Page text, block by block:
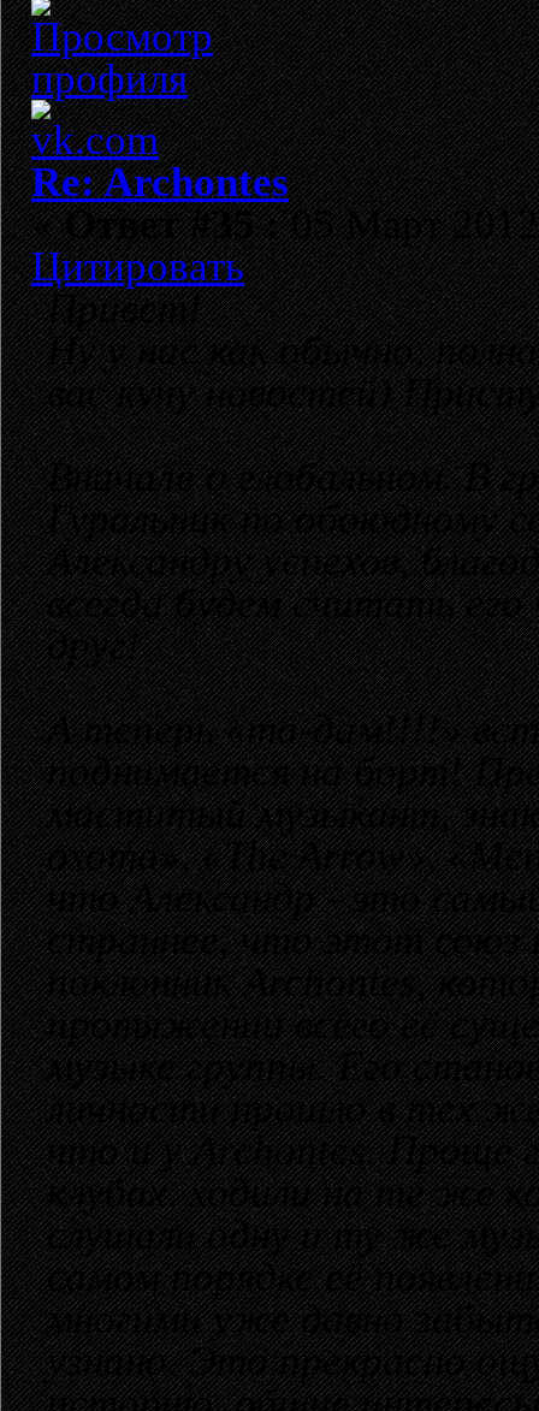
Re: Archontes
«Ответ #35 :05 Март
Цитировать
Привет!
Ну у нас как обычно,
вас кучу новостей)
Вначале о глобальном. В
Гуральник по обоюдному
Александру успехов,
всегда будем считать
друг!
А теперь «та-дам!!!!»
поднимается на борт!
маститый музыкант,
охота», «The Arrow»,
что Александр - это
страннее, что этот союз
поклонник Archontes,
протяжении всего её
музыке группы. Его
личности прошло в тех
что и у Archontes. Проще
клубах, ходили на те же
слушали одну и ту же
самом порядке её
многими уже давно
узнано. Это прекрасно